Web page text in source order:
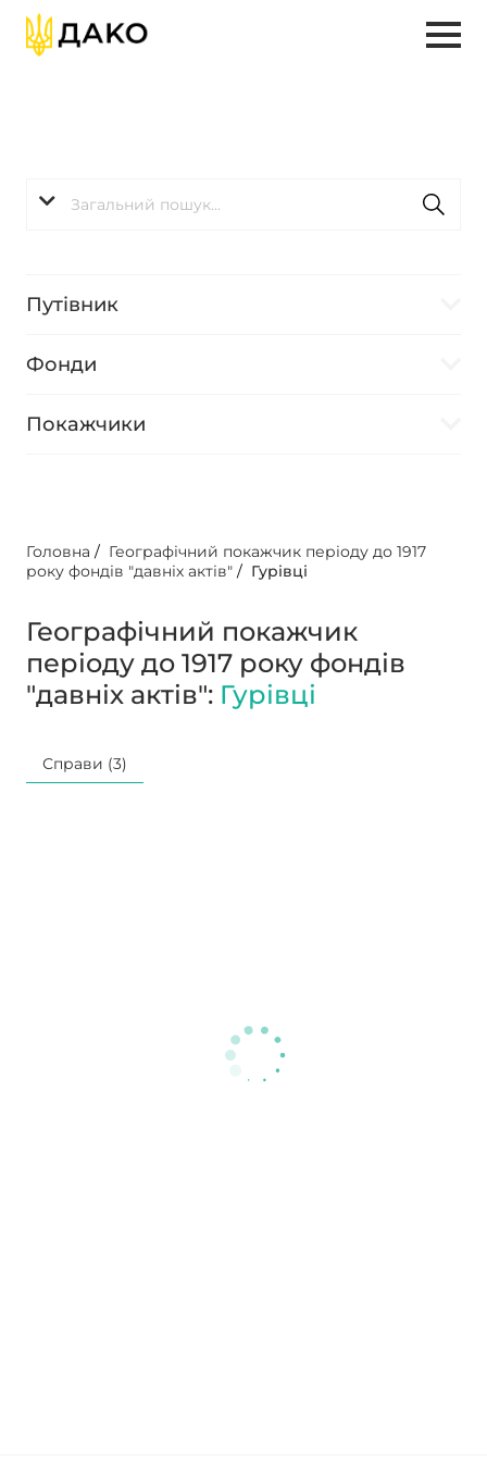
Путівник
Фонди
Покажчики
Головна / Географічний покажчик періоду до 1917
року фондів "давніх актів" / Гурівці
Географічний покажчик
періоду до 1917 року фондів
"давніх актів": Гурівці
Справи (3)